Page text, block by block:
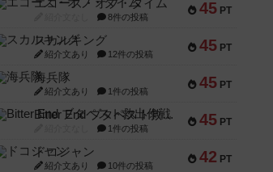
45 PT
エコーズ・オブ・タイム
8件の投稿
45 PT
スカルキング
紹介文あり 12件の投稿
45 PT
海兵隊
紹介文あり 1件の投稿
45 PT
Bitter End ブタペスト救出作戦
1件の投稿
42 PT
ドコジャン
紹介文あり 10件の投稿